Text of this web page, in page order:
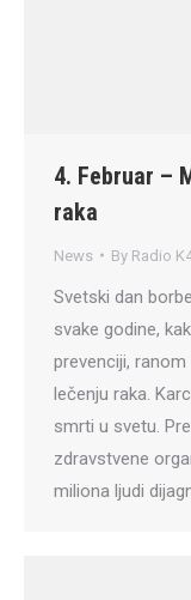
4. Februar –
raka
News By Radio
Svetski dan
svake godine,
prevenciji,
lečenju raka.
smrti u svetu.
zdravstvene
miliona ljudi